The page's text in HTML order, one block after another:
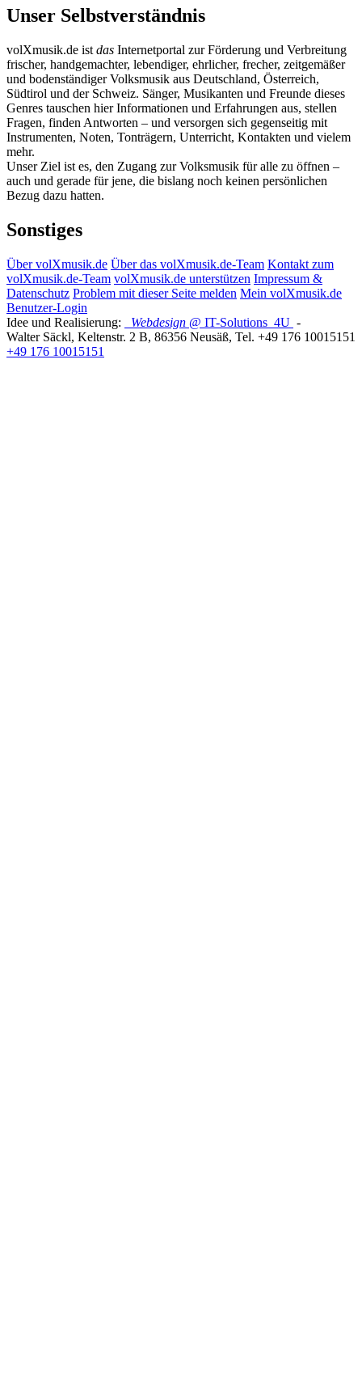
Unser Selbstverständnis
volXmusik.de ist das Internetportal zur Förderung und Verbreitung
frischer, handgemachter, lebendiger, ehrlicher, frecher, zeitgemäßer
und bodenständiger Volksmusik aus Deutschland, Österreich,
Südtirol und der Schweiz. Sänger, Musikanten und Freunde dieses
Genres tauschen hier Informationen und Erfahrungen aus, stellen
Fragen, finden Antworten – und versorgen sich gegenseitig mit
Instrumenten, Noten, Tonträgern, Unterricht, Kontakten und vielem
mehr.
Unser Ziel ist es, den Zugang zur Volksmusik für alle zu öffnen –
auch und gerade für jene, die bislang noch keinen persönlichen
Bezug dazu hatten.
Sonstiges
Über volXmusik.de Über das volXmusik.de-Team Kontakt zum
volXmusik.de-Team volXmusik.de unterstützen Impressum &
Datenschutz Problem mit dieser Seite melden Mein volXmusik.de
Benutzer-Login
Idee und Realisierung:
Webdesign @ IT-Solutions 4U -
Walter Säckl, Keltenstr. 2 B, 86356 Neusäß, Tel. +49 176 10015151
+49 176 10015151